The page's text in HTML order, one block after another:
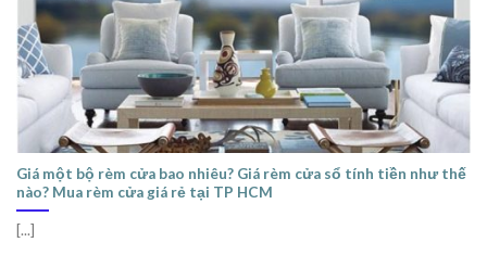
Giá một bộ rèm cửa bao nhiêu? Giá rèm cửa sổ tính tiền như thế
nào? Mua rèm cửa giá rẻ tại TP HCM
[...]